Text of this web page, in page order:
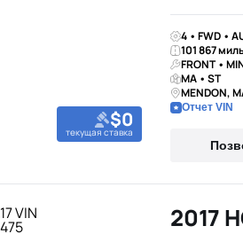
$0
текущая ставка
4 • FWD •
101 867
FRONT •
MA • ST
MENDON,
Отчет VIN
2017